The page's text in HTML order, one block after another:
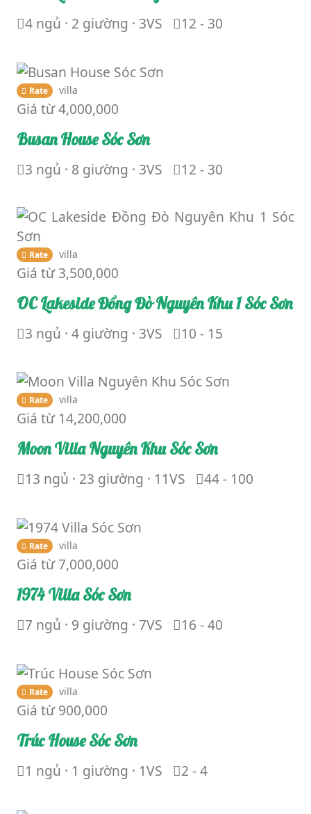
4 ngủ · 2 giường · 3VS 12 - 30
Rate villa
Giá từ4,000,000
Busan House Sóc Sơn
3 ngủ · 8 giường · 3VS 12 - 30
Rate villa
Giá từ3,500,000
OC Lakeside Đồng Đò Nguyên Khu 1 Sóc Sơn
3 ngủ · 4 giường · 3VS 10 - 15
Rate villa
Giá từ 14,200,000
Moon Villa Nguyên Khu Sóc Sơn
13 ngủ · 23 giường · 11VS 44 - 100
Rate villa
Giá từ7,000,000
1974 Villa Sóc Sơn
7 ngủ · 9 giường · 7VS 16 - 40
Rate villa
Giá từ900,000
Trúc House Sóc Sơn
1 ngủ · 1 giường · 1VS 2 - 4